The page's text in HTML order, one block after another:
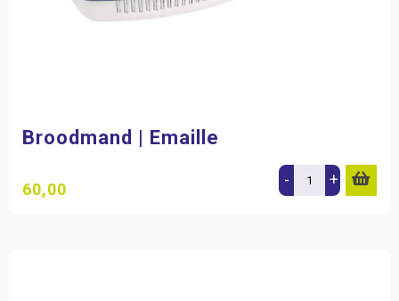
Broodmand | Emaille
60,00 - +